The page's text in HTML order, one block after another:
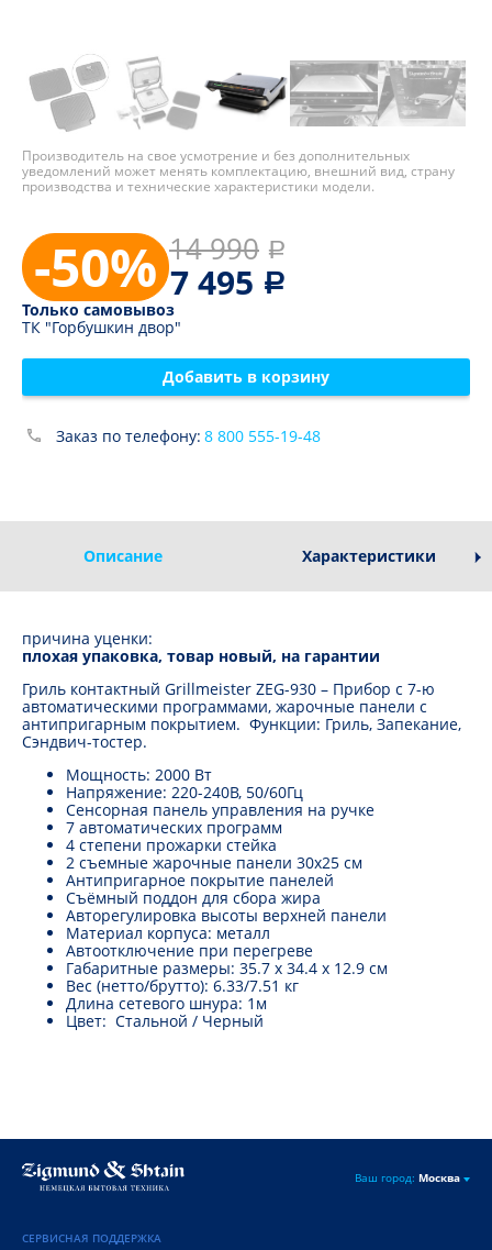
Производитель на свое усмотрение и без дополнительных
уведомлений может менять комплектацию, внешний вид, страну
производства и технические характеристики модели.
-50% 14 990
7 495
Только самовывоз
ТК "Горбушкин двор"
Добавить в корзину
Заказ по телефону: 8 800 555-19-48
Описание Характеристики
причина уценки:
плохая упаковка, товар новый, на гарантии
Гриль контактный Grillmeister ZEG-930 – Прибор с 7-ю
автоматическими программами, жарочные панели с
антипригарным покрытием. Функции: Гриль, Запекание,
Сэндвич-тостер.
Мощность: 2000 Вт
Напряжение: 220-240В, 50/60Гц
Сенсорная панель управления на ручке
7 автоматических программ
4 степени прожарки стейка
2 съемные жарочные панели 30х25 см
Антипригарное покрытие панелей
Съёмный поддон для сбора жира
Авторегулировка высоты верхней панели
Материал корпуса: металл
Автоотключение при перегреве
Габаритные размеры: 35.7 х 34.4 х 12.9 см
Вес (нетто/брутто): 6.33/7.51 кг
Длина сетевого шнура: 1м
Цвет: Стальной / Черный
Ваш город: Москва
СЕРВИСНАЯ ПОДДЕРЖКА